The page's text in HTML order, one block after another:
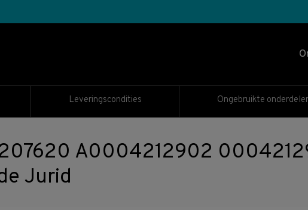
Leveringscondities Ongebruikte
A0004212902
Jurid